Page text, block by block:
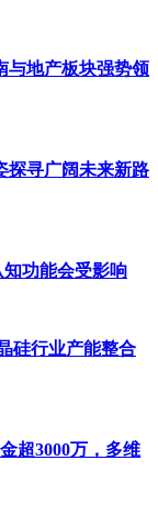
与地产板块强势领
探寻广阔未来新路
功能会受影响
硅行业产能整合
超3000万，多维